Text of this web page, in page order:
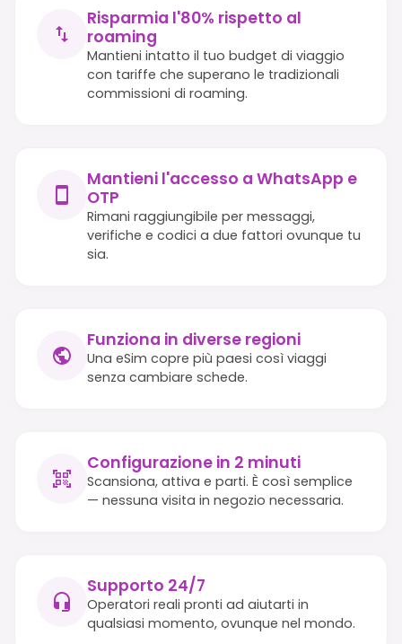
Risparmia l'80% rispetto al
roaming
Mantieni intatto il tuo budget di viaggio
con tariffe che superano le tradizionali
commissioni di roaming.
Mantieni l'accesso a WhatsApp e
OTP
Rimani raggiungibile per messaggi,
verifiche e codici a due fattori ovunque tu
sia.
Funziona in diverse regioni
Una eSim copre più paesi così viaggi
senza cambiare schede.
Configurazione in 2 minuti
Scansiona, attiva e parti. È così semplice
— nessuna visita in negozio necessaria.
Supporto 24/7
Operatori reali pronti ad aiutarti in
qualsiasi momento, ovunque nel mondo.